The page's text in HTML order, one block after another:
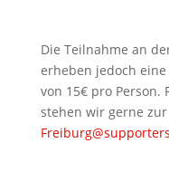
Die Teilnahme an
erheben jedoch
von 15€ pro
stehen wir gerne